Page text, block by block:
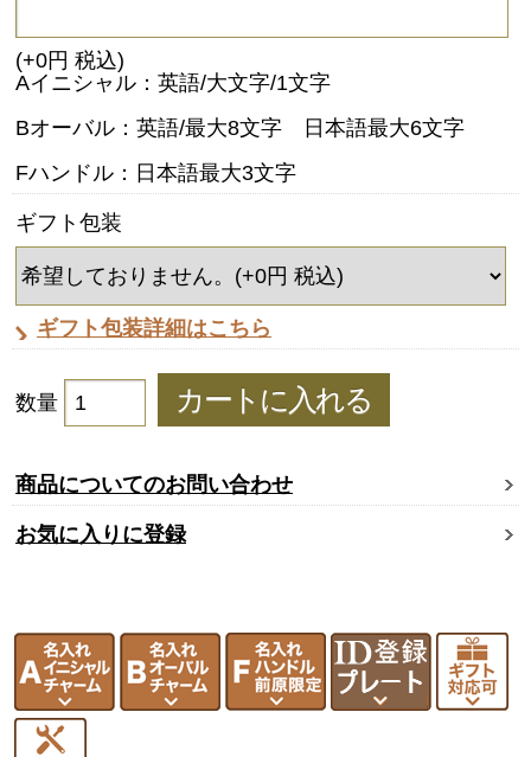
(+0円 税込)
Aイニシャル：英語/大文字/1文字
Bオーバル：英語/最大8文字 日本語最大6文字
Fハンドル：日本語最大3文字
ギフト包装
ギフト包装詳細はこちら
数量
商品についてのお問い合わせ
お気に入りに登録